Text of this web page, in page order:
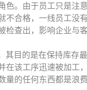
色。由于员工只是注
不合格，一线员工没
查出，影响企业与
目的是在保持库存
该工序迅速被加工
的任何东西都是浪费